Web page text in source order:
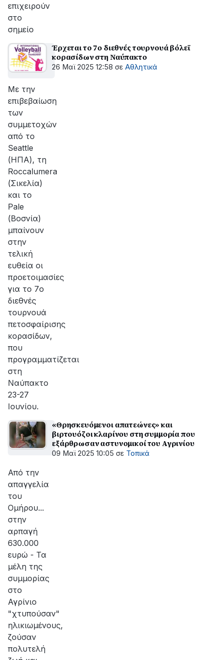
επιχειρούν
στο
σημείο
Έρχεται το 7ο διεθνές τουρνουά βόλεϊ
κορασίδων στη Ναύπακτο
26 Μαϊ 2025 12:58 σε Αθλητικά
Με την
επιβεβαίωση
των
συμμετοχών
από το
Seattle
(ΗΠΑ), τη
Roccalumera
(Σικελία)
και το
Pale
(Βοσνία)
μπαίνουν
στην
τελική
ευθεία οι
προετοιμασίες
για το 7ο
διεθνές
τουρνουά
πετοσφαίρισης
κορασίδων,
που
προγραμματίζεται
στη
Ναύπακτο
23-27
Ιουνίου.
«Θρησκευόμενοι απατεώνες» και
βιρτουόζοι κλαρίνου στη συμμορία που
εξάρθρωσαν αστυνομικοί του Αγρινίου
09 Μαϊ 2025 10:05 σε Τοπικά
Από την
απαγγελία
του
Ομήρου...
στην
αρπαγή
630.000
ευρώ - Τα
μέλη της
συμμορίας
στο
Αγρίνιο
"χτυπούσαν"
ηλικιωμένους,
ζούσαν
πολυτελή